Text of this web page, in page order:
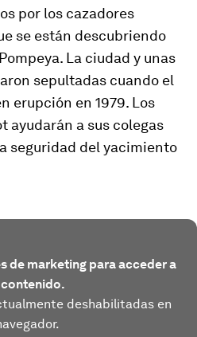
por los cazadores
se están descubriendo
La ciudad y unas
sepultadas cuando el
erupción en 1979. Los
ayudarán a sus colegas
seguridad del yacimiento
de marketing para acceder a
deshabilitadas en